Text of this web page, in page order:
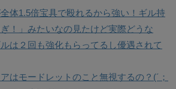
全体1.5倍宝具で殴れるから強い！ギル持
！」みたいなの見たけど実際どうな
２回も強化もらってるし優遇されて
はモードレットのこと無視するの？(´；